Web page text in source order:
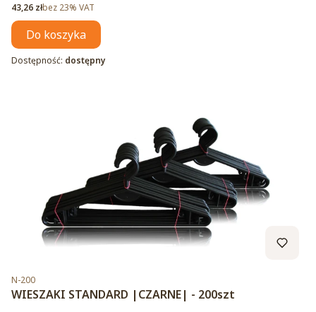
Cena netto
43,26 złbez 23% VAT
Do koszyka
Dostępność: dostępny
Kod produktu
N-200
WIESZAKI STANDARD |CZARNE| - 200szt